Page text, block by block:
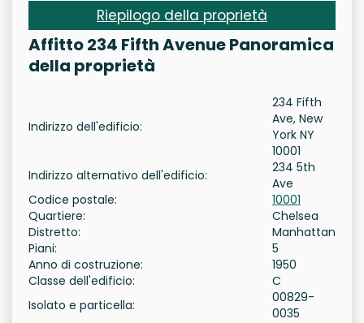
Riepilogo della proprietà
Affitto 234 Fifth Avenue Panoramica
della proprietà
Indirizzo dell'edificio:
234 Fifth
Ave, New
York NY
10001
Indirizzo alternativo dell'edificio:
234 5th
Ave
Codice postale:
10001
Quartiere:
Chelsea
Distretto:
Manhattan
Piani:
5
Anno di costruzione:
1950
Classe dell'edificio:
C
Isolato e particella:
00829-
0035